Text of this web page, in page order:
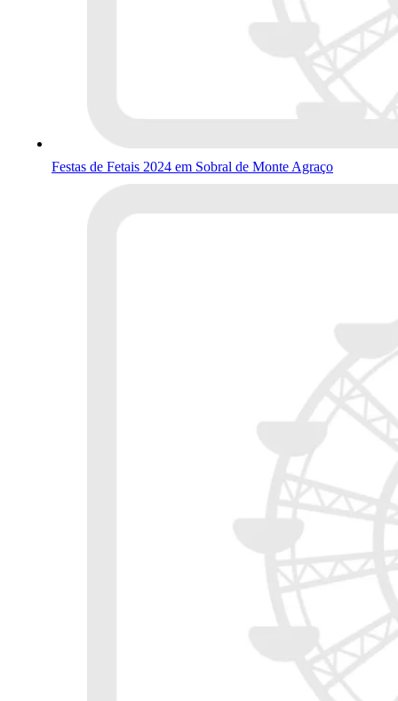
Festas de Fetais 2024 em Sobral de Monte Agraço